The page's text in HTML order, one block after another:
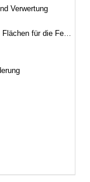
Verwertung
für die Feuerwehr